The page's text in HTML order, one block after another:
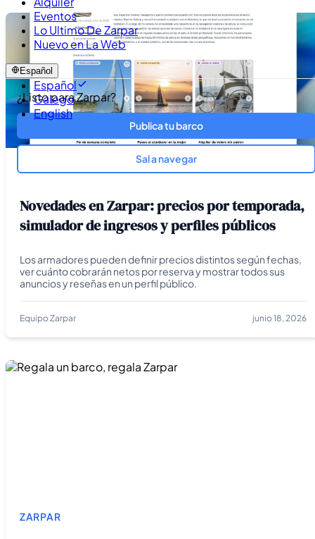
Eventos
Lo Ultimo De Zarpar
Nuevo en La Web
Español
Español
Galego
English
¿Listo para Zarpar?
Publica tu barco
Sal a navegar
ZARPAR
Novedades en Zarpar: precios por temporada,
simulador de ingresos y perfiles públicos
Los armadores pueden definir precios distintos según fechas,
ver cuánto cobrarán netos por reserva y mostrar todos sus
anuncios y reseñas en un perfil público.
Equipo Zarpar junio 18, 2026
ZARPAR